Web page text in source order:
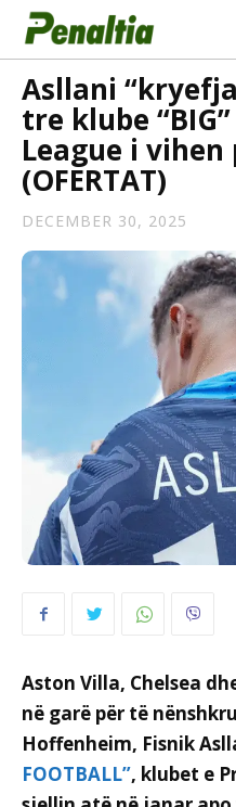
Asllani
tre klube
League i
(OFERTAT)
DECEMBER 30, 2025
Aston Villa, Chelsea
në garë për të
Hoffenheim, Fisnik
FOOTBALL”, klubet e